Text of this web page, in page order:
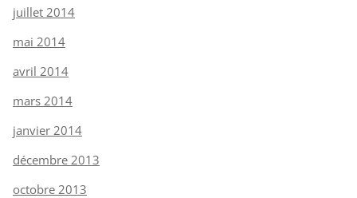
juillet 2014
mai 2014
avril 2014
mars 2014
janvier 2014
décembre 2013
octobre 2013